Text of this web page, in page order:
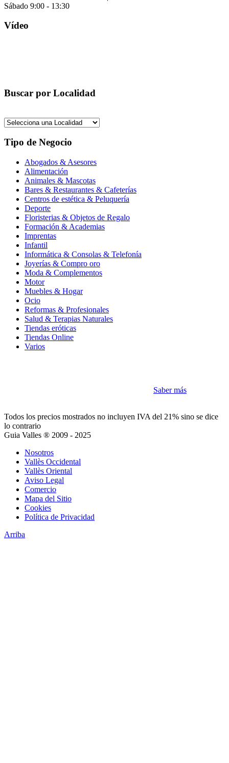
Sábado 9:00 - 13:30
Vídeo
Buscar por Localidad
Tipo de Negocio
Abogados & Asesores
Alimentación
Animales & Mascotas
Bares & Restaurantes & Cafeterías
Centros de estética & Peluquería
Deporte
Floristerias & Objetos de Regalo
Formación & Academias
Imprentas
Infantil
Informática & Consolas & Telefonía
Joyerías & Compro oro
Moda & Complementos
Motor
Muebles & Hogar
Ocio
Reformas & Profesionales
Salud & Terapias Naturales
Tiendas eróticas
Tiendas Online
Varios
Saber más
Todos los precios mostrados no incluyen IVA del 21% sino se dice
lo contrario
Guia Valles ® 2009 - 2025
Nosotros
Vallès Occidental
Vallès Oriental
Aviso Legal
Comercio
Mapa del Sitio
Cookies
Política de Privacidad
Arriba